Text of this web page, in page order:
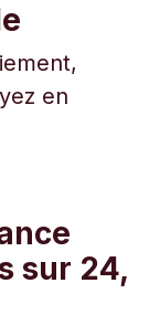
en
sur 24,